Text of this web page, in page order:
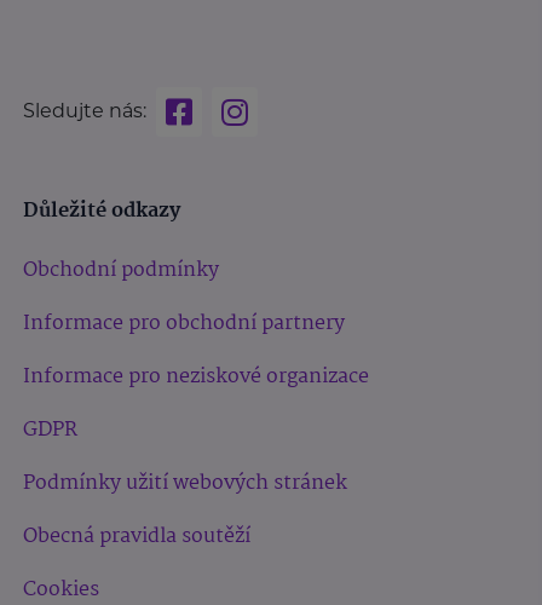
Sledujte nás:
Důležité odkazy
Obchodní podmínky
Informace pro obchodní partnery
Informace pro neziskové organizace
GDPR
Podmínky užití webových stránek
Obecná pravidla soutěží
Cookies